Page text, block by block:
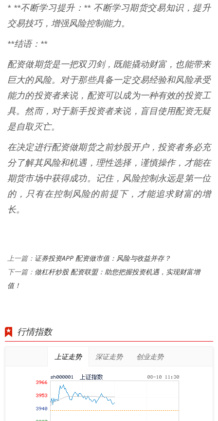
* **不断学习提升：** 不断学习期货交易知识，提升
交易技巧，增强风险控制能力。
**结语：**
配资做期货是一把双刃剑，既能撬动财富，也能带来
巨大的风险。对于那些具备一定交易经验和风险承受
能力的投资者来说，配资可以成为一种有效的投资工
具。然而，对于新手投资者来说，盲目使用配资无疑
是自取灭亡。
在决定进行配资做期货之前炒股开户，投资者务必充
分了解其风险和机遇，理性选择，谨慎操作，才能在
期货市场中获得成功。记住，风险控制永远是第一位
的，只有在控制风险的前提下，才能追求财富的增
长。
上一篇： 证券投资APP 配资做市值：风险与收益并存？
下一篇： 做杠杆炒股 配资联盟：助您把握投资机遇，实现财富增
值！
行情指数
上证走势 深证走势 创业走势